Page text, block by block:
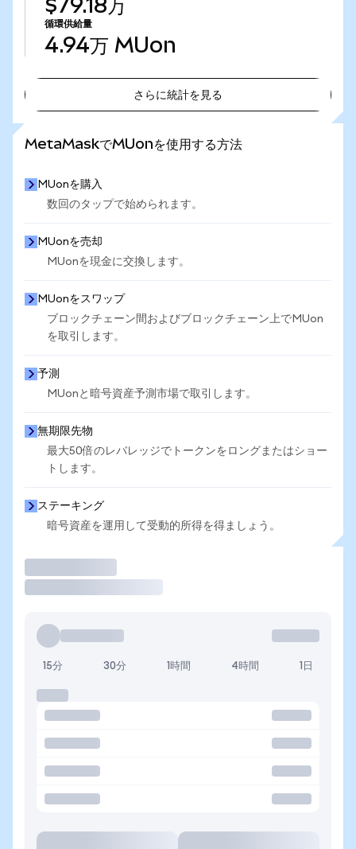
$79.18万
循環供給量
4.94万 MUon
さらに統計を見る
MetaMaskでMUonを使用する方法
MUonを購入
数回のタップで始められます。
MUonを売却
MUonを現金に交換します。
MUonをスワップ
ブロックチェーン間およびブロックチェーン上でMUon
を取引します。
予測
MUonと暗号資産予測市場で取引します。
無期限先物
最大50倍のレバレッジでトークンをロングまたはショー
トします。
ステーキング
暗号資産を運用して受動的所得を得ましょう。
15分 30分 1時間 4時間 1日